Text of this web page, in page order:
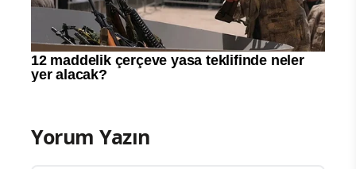
Yorum Yazın